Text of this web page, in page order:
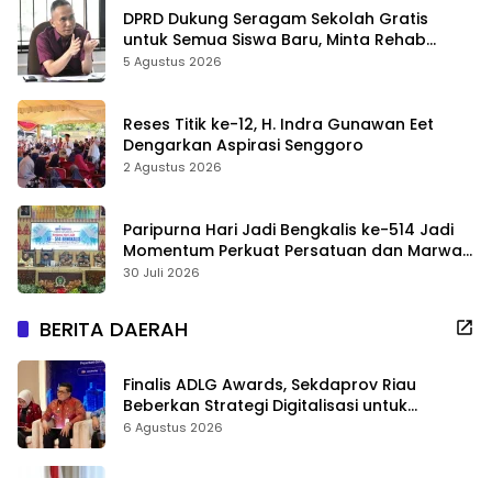
DPRD Dukung Seragam Sekolah Gratis
untuk Semua Siswa Baru, Minta Rehab
Sekolah Jangan Dikurangi
5 Agustus 2026
Reses Titik ke-12, H. Indra Gunawan Eet
Dengarkan Aspirasi Senggoro
2 Agustus 2026
Paripurna Hari Jadi Bengkalis ke-514 Jadi
Momentum Perkuat Persatuan dan Marwah
Negeri
30 Juli 2026
BERITA DAERAH
Finalis ADLG Awards, Sekdaprov Riau
Beberkan Strategi Digitalisasi untuk
Tingkatkan Layanan Publik
6 Agustus 2026